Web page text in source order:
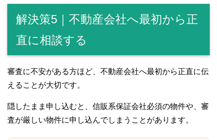
解決策5｜不動産会社へ最初から正
直に相談する
審査に不安がある方ほど、不動産会社へ最初から正直に伝
えることが大切です。
隠したまま申し込むと、信販系保証会社必須の物件や、審
査が厳しい物件に申し込んでしまうことがあります。